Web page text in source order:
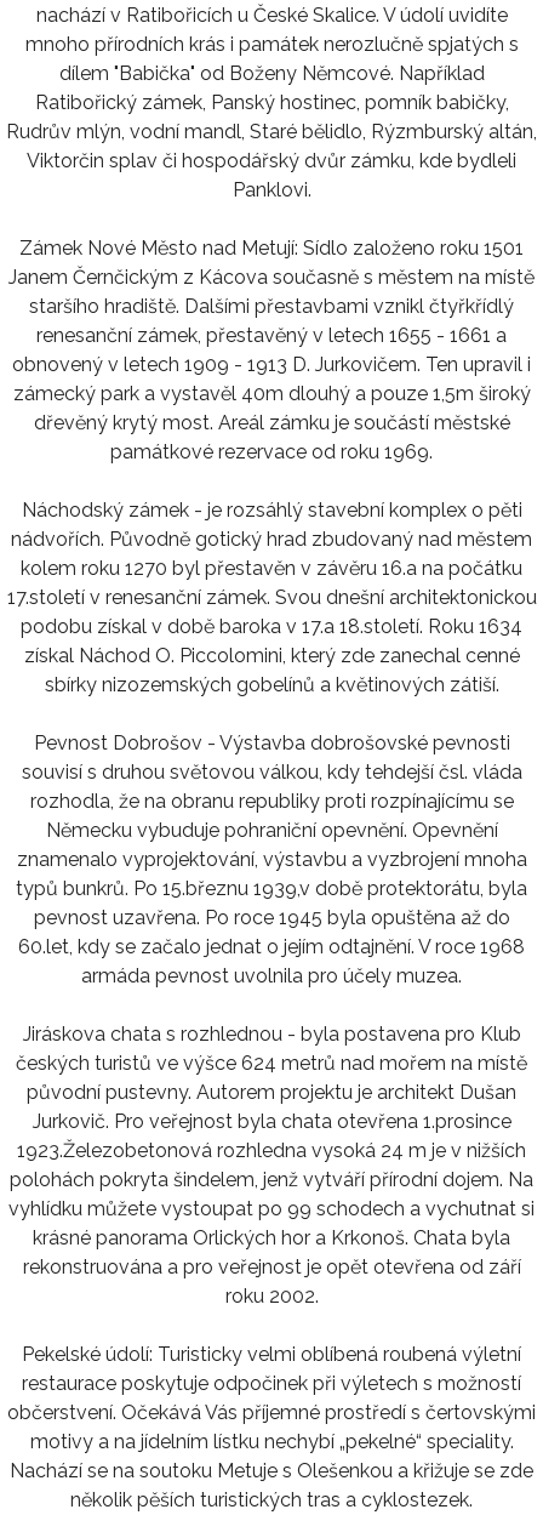
nachází v Ratibořicích u České Skalice. V údolí uvidíte
mnoho přírodních krás i památek nerozlučně spjatých s
dílem "Babička" od Boženy Němcové. Například
Ratibořický zámek, Panský hostinec, pomník babičky,
Rudrův mlýn, vodní mandl, Staré bělidlo, Rýzmburský altán,
Viktorčin splav či hospodářský dvůr zámku, kde bydleli
Panklovi.
Zámek Nové Město nad Metují: Sídlo založeno roku 1501
Janem Černčickým z Kácova současně s městem na místě
staršího hradiště. Dalšími přestavbami vznikl čtyřkřídlý
renesanční zámek, přestavěný v letech 1655 - 1661 a
obnovený v letech 1909 - 1913 D. Jurkovičem. Ten upravil i
zámecký park a vystavěl 40m dlouhý a pouze 1,5m široký
dřevěný krytý most. Areál zámku je součástí městské
památkové rezervace od roku 1969.
Náchodský zámek - je rozsáhlý stavební komplex o pěti
nádvořích. Původně gotický hrad zbudovaný nad městem
kolem roku 1270 byl přestavěn v závěru 16.a na počátku
17.století v renesanční zámek. Svou dnešní architektonickou
podobu získal v době baroka v 17.a 18.století. Roku 1634
získal Náchod O. Piccolomini, který zde zanechal cenné
sbírky nizozemských gobelínů a květinových zátiší.
Pevnost Dobrošov - Výstavba dobrošovské pevnosti
souvisí s druhou světovou válkou, kdy tehdejší čsl. vláda
rozhodla, že na obranu republiky proti rozpínajícímu se
Německu vybuduje pohraniční opevnění. Opevnění
znamenalo vyprojektování, výstavbu a vyzbrojení mnoha
typů bunkrů. Po 15.březnu 1939,v době protektorátu, byla
pevnost uzavřena. Po roce 1945 byla opuštěna až do
60.let, kdy se začalo jednat o jejím odtajnění. V roce 1968
armáda pevnost uvolnila pro účely muzea.
Jiráskova chata s rozhlednou - byla postavena pro Klub
českých turistů ve výšce 624 metrů nad mořem na místě
původní pustevny. Autorem projektu je architekt Dušan
Jurkovič. Pro veřejnost byla chata otevřena 1.prosince
1923.Železobetonová rozhledna vysoká 24 m je v nižších
polohách pokryta šindelem, jenž vytváří přírodní dojem. Na
vyhlídku můžete vystoupat po 99 schodech a vychutnat si
krásné panorama Orlických hor a Krkonoš. Chata byla
rekonstruována a pro veřejnost je opět otevřena od září
roku 2002.
Pekelské údolí: Turisticky velmi oblíbená roubená výletní
restaurace poskytuje odpočinek při výletech s možností
občerstvení. Očekává Vás příjemné prostředí s čertovskými
motivy a na jídelním lístku nechybí „pekelné“ speciality.
Nachází se na soutoku Metuje s Olešenkou a křižuje se zde
několik pěších turistických tras a cyklostezek.